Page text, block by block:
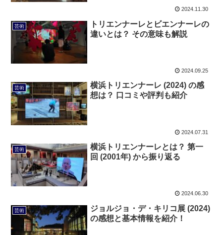
2024.11.30
芸術
トリエンナーレとビエンナーレの
違いとは？ その意味も解説
2024.09.25
芸術
横浜トリエンナーレ (2024) の感
想は？ 口コミや評判も紹介
2024.07.31
芸術
横浜トリエンナーレとは？ 第一
回 (2001年) から振り返る
2024.06.30
芸術
ジョルジョ・デ・キリコ展 (2024)
の感想と基本情報を紹介！